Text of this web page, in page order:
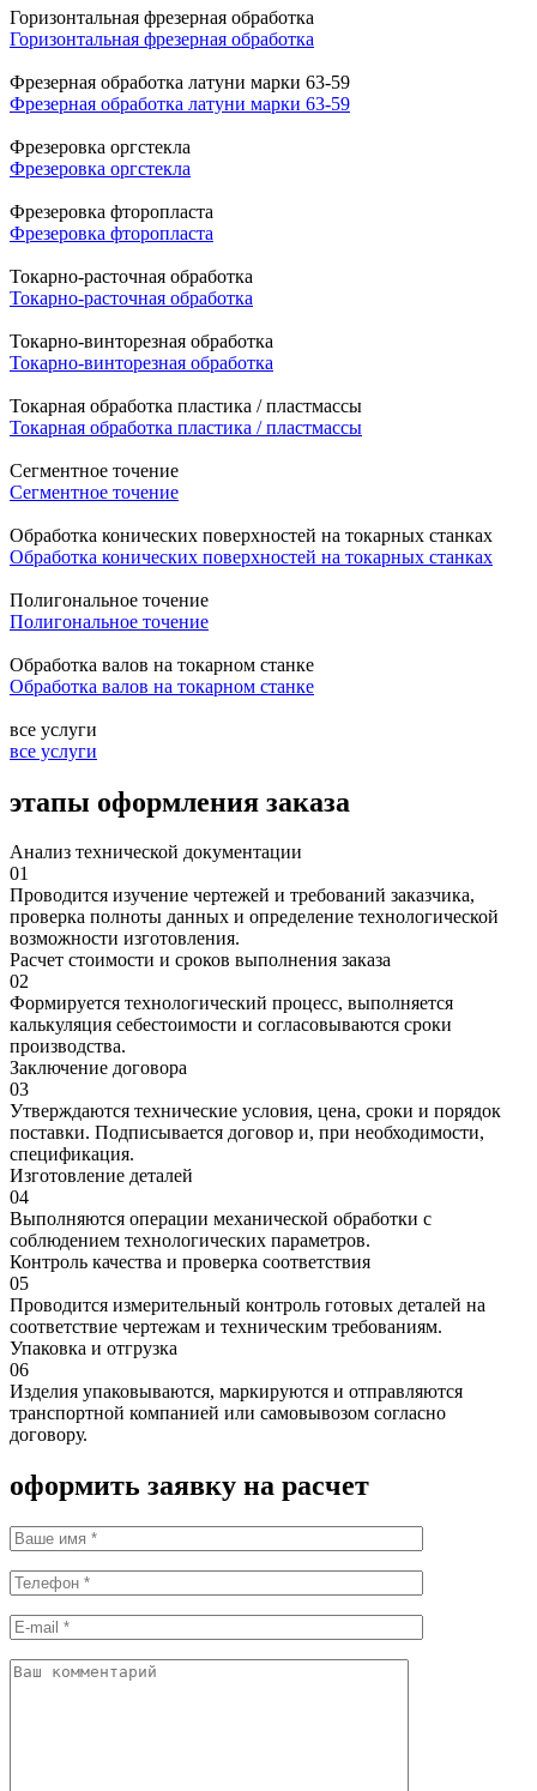
Горизонтальная фрезерная обработка
Горизонтальная фрезерная обработка
Фрезерная обработка латуни марки 63-59
Фрезерная обработка латуни марки 63-59
Фрезеровка оргстекла
Фрезеровка оргстекла
Фрезеровка фторопласта
Фрезеровка фторопласта
Токарно-расточная обработка
Токарно-расточная обработка
Токарно-винторезная обработка
Токарно-винторезная обработка
Токарная обработка пластика / пластмассы
Токарная обработка пластика / пластмассы
Сегментное точение
Сегментное точение
Обработка конических поверхностей на токарных станках
Обработка конических поверхностей на токарных станках
Полигональное точение
Полигональное точение
Обработка валов на токарном станке
Обработка валов на токарном станке
все услуги
все услуги
этапы оформления заказа
Анализ технической документации
01
Проводится изучение чертежей и требований заказчика,
проверка полноты данных и определение технологической
возможности изготовления.
Расчет стоимости и сроков выполнения заказа
02
Формируется технологический процесс, выполняется
калькуляция себестоимости и согласовываются сроки
производства.
Заключение договора
03
Утверждаются технические условия, цена, сроки и порядок
поставки. Подписывается договор и, при необходимости,
спецификация.
Изготовление деталей
04
Выполняются операции механической обработки с
соблюдением технологических параметров.
Контроль качества и проверка соответствия
05
Проводится измерительный контроль готовых деталей на
соответствие чертежам и техническим требованиям.
Упаковка и отгрузка
06
Изделия упаковываются, маркируются и отправляются
транспортной компанией или самовывозом согласно
договору.
оформить заявку на расчет